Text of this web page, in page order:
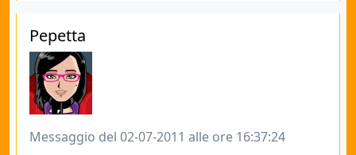
Pepetta
Messaggio del 02-07-2011 alle ore 16:37:24